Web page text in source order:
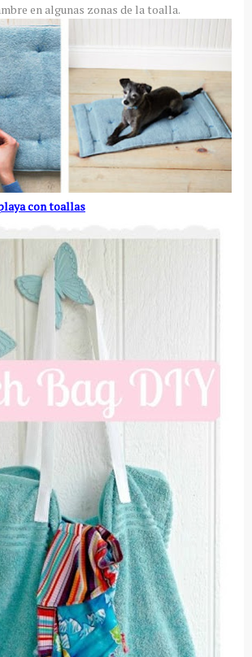
en algunas zonas de la toalla.
con toallas